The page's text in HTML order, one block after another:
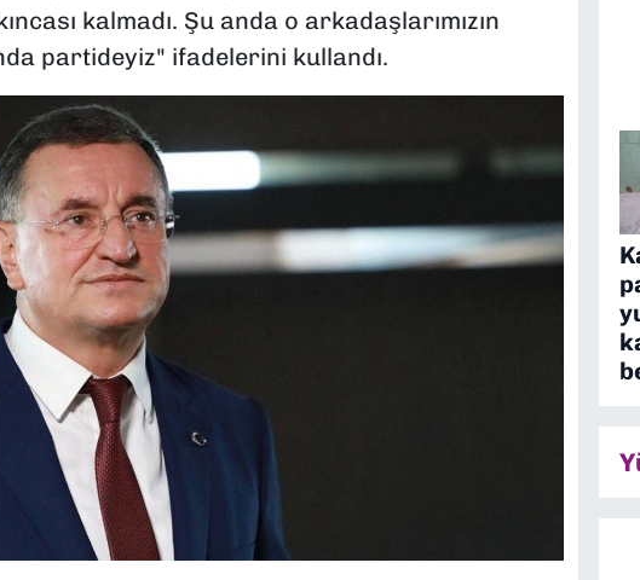
kalmadı. Şu anda o arkadaşlarımızın
partideyiz" ifadelerini kullandı.